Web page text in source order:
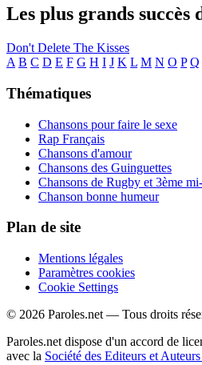
Les plus grands succès
Don't Delete The Kisses
A B C D E F G H I J K L M N O P Q
Thématiques
Chansons pour faire le sexe
Rap Français
Chansons d'amour
Chansons des Guinguettes
Chansons de Rugby et 3ème
Chanson bonne humeur
Plan de site
Mentions légales
Paramètres cookies
Cookie Settings
© 2026 Paroles.net — Tous droits
Paroles.net dispose d'un accord de
avec la Société des Editeurs et